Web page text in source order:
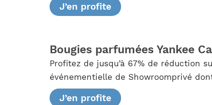
J’en profite
Bougies parfumées Yankee
Profitez de jusqu’à 67% de réduction
événementielle de Showroomprivé
J’en profite